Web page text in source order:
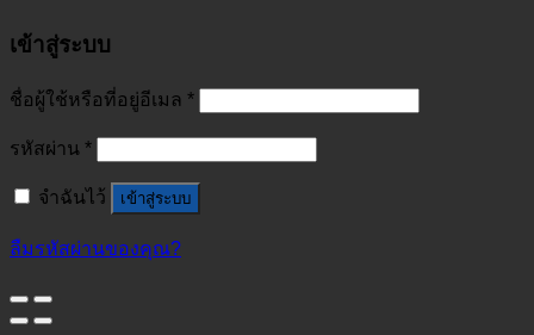
เข้าสู่ระบบ
ชื่อผู้ใช้หรือที่อยู่อีเมล *
รหัสผ่าน *
จำฉันไว้ เข้าสู่ระบบ
ลืมรหัสผ่านของคุณ?